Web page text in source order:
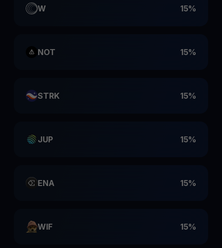
W 15%
NOT 15%
STRK 15%
JUP 15%
ENA 15%
WIF 15%